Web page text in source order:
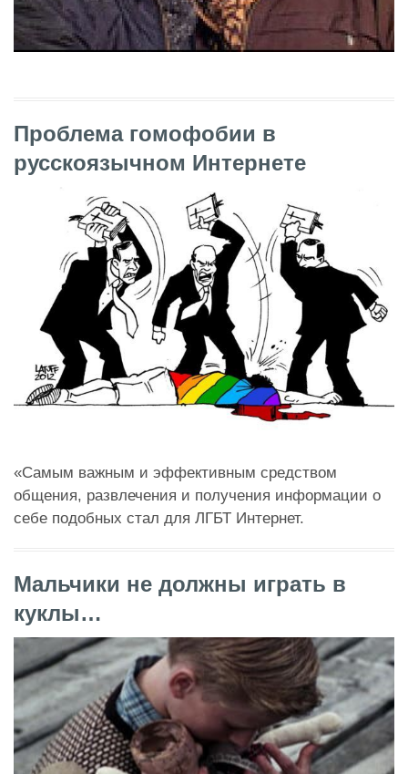
Проблема гомофобии в
русскоязычном Интернете
«Самым важным и эффективным средством
общения, развлечения и получения информации о
себе подобных стал для ЛГБТ Интернет.
Мальчики не должны играть в
куклы…